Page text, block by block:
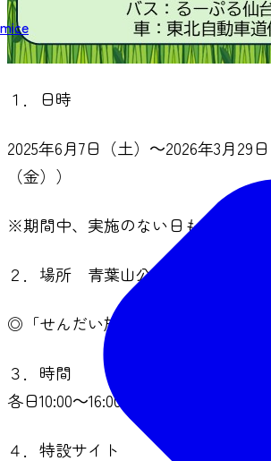
mice
１．日時
2025年6月7日（土）～2026年3月
（金））
※期間中、実施のない日もございま
２．場所 青葉山公園 仙臺緑彩館内
◎「せんだい旅日和」内の施設紹介
３．時間
各日10:00～16:00
４．特設サイト